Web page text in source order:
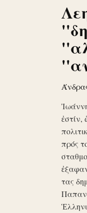
ἐστίν,
πρός
τας